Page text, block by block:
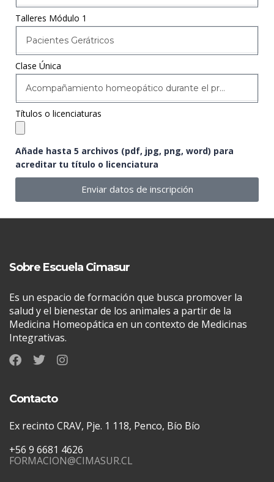
Talleres Módulo 1
Pacientes Gerátricos
Clase Única
Acompañamiento homeopático durante el proceso de envejecimiento
Títulos o licenciaturas
Añade hasta 5 archivos (pdf, jpg, png, word) para
acreditar tu título o licenciatura
Enviar datos de inscripción
Sobre Escuela Cimasur
Es un espacio de formación que busca promover la
salud y el bienestar de los animales a partir de la
Medicina Homeopática en un contexto de Medicinas
Integrativas.
Contacto
Ex recinto CRAV, Pje. 1 118, Penco, Bío Bío
+56 9 6681 4626
FORMACION@CIMASUR.CL